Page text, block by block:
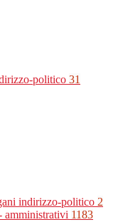
politico 31
indirizzo-politico 2
amministrativi 1183